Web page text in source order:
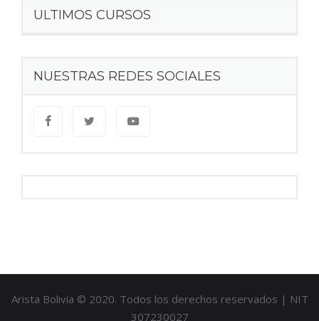
ULTIMOS CURSOS
NUESTRAS REDES SOCIALES
Arista Bolivia © 2020. Todos los derechos reservados | NIT
307230027